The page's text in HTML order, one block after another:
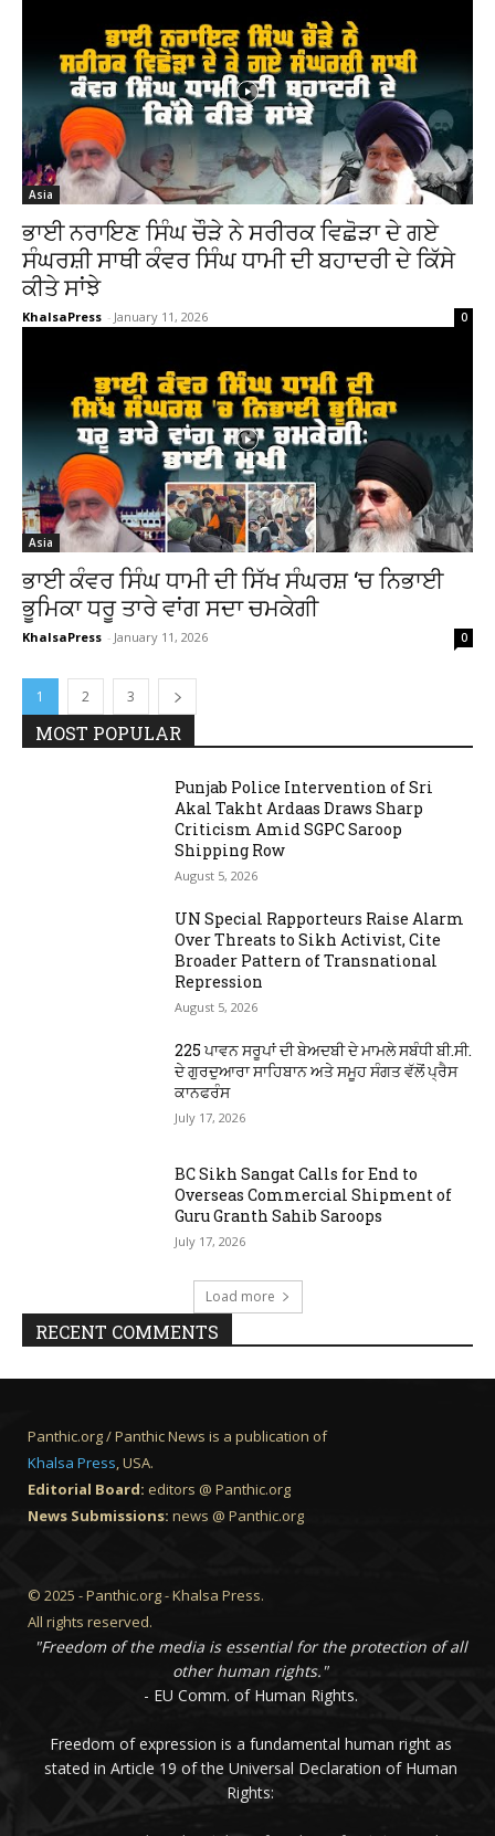
Asia
ਭਾਈ ਨਰਾਇਣ ਸਿੰਘ ਚੌੜੇ ਨੇ ਸਰੀਰਕ ਵਿਛੋੜਾ ਦੇ ਗਏ
ਸੰਘਰਸ਼ੀ ਸਾਥੀ ਕੰਵਰ ਸਿੰਘ ਧਾਮੀ ਦੀ ਬਹਾਦਰੀ ਦੇ ਕਿੱਸੇ
ਕੀਤੇ ਸਾਂਝੇ
KhalsaPress - January 11, 2026 0
Asia
ਭਾਈ ਕੰਵਰ ਸਿੰਘ ਧਾਮੀ ਦੀ ਸਿੱਖ ਸੰਘਰਸ਼ ‘ਚ ਨਿਭਾਈ
ਭੂਮਿਕਾ ਧਰੂ ਤਾਰੇ ਵਾਂਗ ਸਦਾ ਚਮਕੇਗੀ
KhalsaPress - January 11, 2026 0
1 2 3
MOST POPULAR
Punjab Police Intervention of Sri
Akal Takht Ardaas Draws Sharp
Criticism Amid SGPC Saroop
Shipping Row
August 5, 2026
UN Special Rapporteurs Raise Alarm
Over Threats to Sikh Activist, Cite
Broader Pattern of Transnational
Repression
August 5, 2026
225 ਪਾਵਨ ਸਰੂਪਾਂ ਦੀ ਬੇਅਦਬੀ ਦੇ ਮਾਮਲੇ ਸਬੰਧੀ ਬੀ.ਸੀ.
ਦੇ ਗੁਰਦੁਆਰਾ ਸਾਹਿਬਾਨ ਅਤੇ ਸਮੂਹ ਸੰਗਤ ਵੱਲੋਂ ਪ੍ਰੈਸ
ਕਾਨਫਰੰਸ
July 17, 2026
BC Sikh Sangat Calls for End to
Overseas Commercial Shipment of
Guru Granth Sahib Saroops
July 17, 2026
Load more
RECENT COMMENTS
Panthic.org / Panthic News is a publication of
Khalsa Press, USA.
Editorial Board: editors @ Panthic.org
News Submissions: news @ Panthic.org
© 2025 - Panthic.org - Khalsa Press.
All rights reserved.
"Freedom of the media is essential for the protection of all
other human rights."
- EU Comm. of Human Rights.
Freedom of expression is a fundamental human right as
stated in Article 19 of the Universal Declaration of Human
Rights: